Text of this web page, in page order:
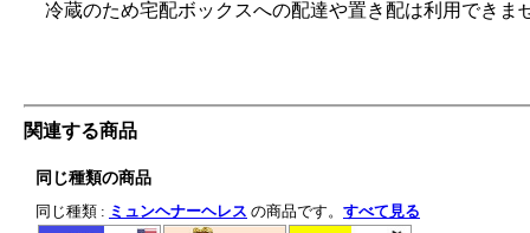
冷蔵のため宅配ボックスへの配達や置き配は利用できま
関連する商品
同じ種類の商品
同じ種類 : ミュンヘナーヘレス の商品です。 すべて見る